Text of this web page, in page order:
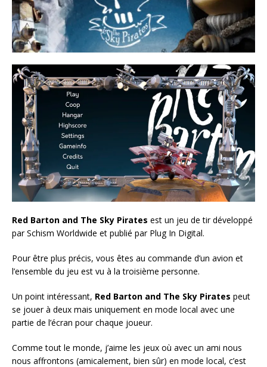
Red Barton and The Sky Pirates est un jeu de tir développé
par Schism Worldwide et publié par Plug In Digital.
Pour être plus précis, vous êtes au commande d’un avion et
l’ensemble du jeu est vu à la troisième personne.
Un point intéressant, Red Barton and The Sky Pirates peut
se jouer à deux mais uniquement en mode local avec une
partie de l’écran pour chaque joueur.
Comme tout le monde, j’aime les jeux où avec un ami nous
nous affrontons (amicalement, bien sûr) en mode local, c’est